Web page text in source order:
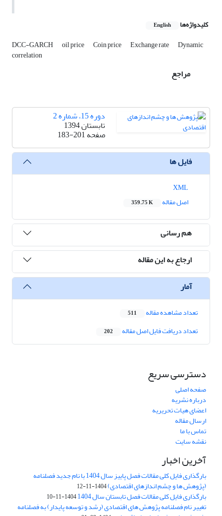
کلیدواژه‌ها English
DCC-GARCH oil price Coin price Exchange rate Dynamic
correlation
مراجع
دوره 15، شماره 2
تابستان 1394
صفحه183-201
فایل ها
اصل مقاله
359.75 K
هم رسانی
ارجاع به این مقاله
آمار
تعداد مشاهده مقاله 511
تعداد دریافت فایل اصل مقاله 202
دسترسی سریع
صفحه اصلی
درباره نشریه
اعضای هیات تحریریه
ارسال مقاله
تماس با ما
نقشه سایت
آخرین اخبار
بارگذاری فایل کلی مقالات فصل پاییز سال 1404 با نام جدید فصلنامه
(پژوهش ها و چشم اندازهای اقتصادی)1404-11-12
بارگذاری فایل کلی مقالات فصل تابستان سال 1404 1404-11-10
تغییر نام فصلنامه پژوهش های اقتصادی (رشد و توسعه پایدار) به فصلنامه